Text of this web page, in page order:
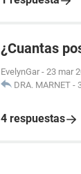
¿Cuantas
EvelynGar - 23 mar
DRA. MARNET -
4 respuestas